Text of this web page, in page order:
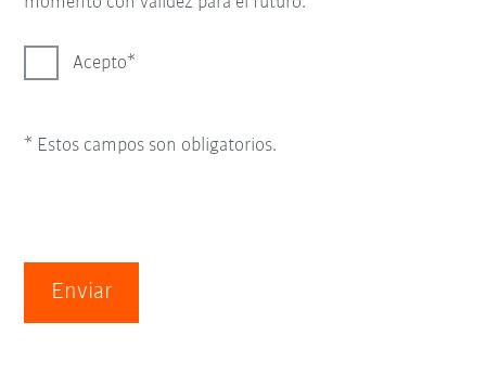
Acepto
* Estos campos son obligatorios.
Enviar